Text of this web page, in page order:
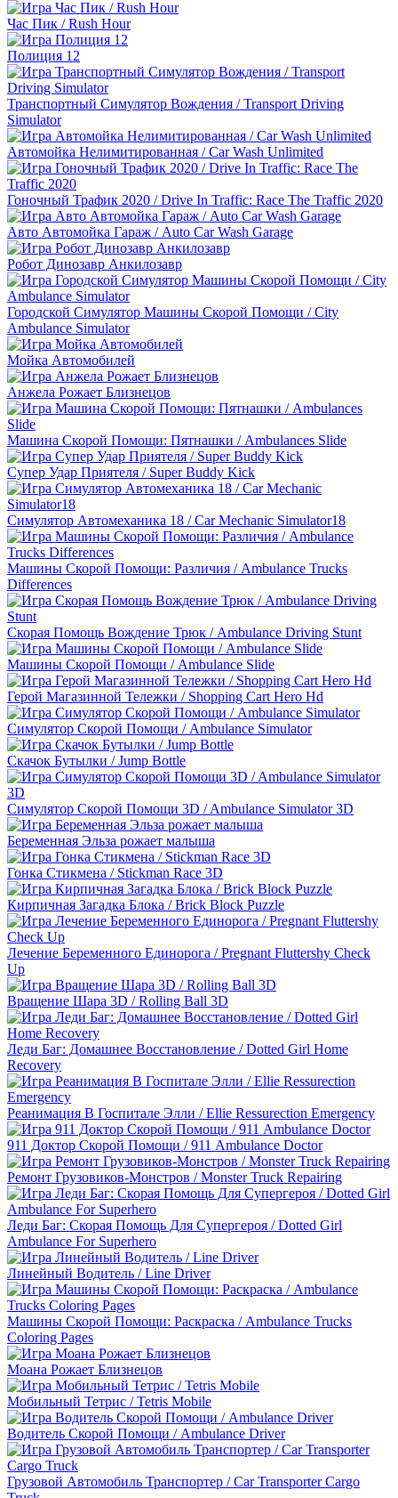
Час Пик / Rush Hour
Полиция 12
Транспортный Симулятор Вождения / Transport Driving
Simulator
Автомойка Нелимитированная / Car Wash Unlimited
Гоночный Трафик 2020 / Drive In Traffic: Race The Traffic 2020
Авто Автомойка Гараж / Auto Car Wash Garage
Робот Динозавр Анкилозавр
Городской Симулятор Машины Скорой Помощи / City
Ambulance Simulator
Мойка Автомобилей
Анжела Рожает Близнецов
Машина Скорой Помощи: Пятнашки / Ambulances Slide
Супер Удар Приятеля / Super Buddy Kick
Симулятор Автомеханика 18 / Car Mechanic Simulator18
Машины Скорой Помощи: Различия / Ambulance Trucks
Differences
Скорая Помощь Вождение Трюк / Ambulance Driving Stunt
Машины Скорой Помощи / Ambulance Slide
Герой Магазинной Тележки / Shopping Cart Hero Hd
Симулятор Скорой Помощи / Ambulance Simulator
Скачок Бутылки / Jump Bottle
Симулятор Скорой Помощи 3D / Ambulance Simulator 3D
Беременная Эльза рожает малыша
Гонка Стикмена / Stickman Race 3D
Кирпичная Загадка Блока / Brick Block Puzzle
Лечение Беременного Единорога / Pregnant Fluttershy Check
Up
Вращение Шара 3D / Rolling Ball 3D
Леди Баг: Домашнее Восстановление / Dotted Girl Home
Recovery
Реанимация В Госпитале Элли / Ellie Ressurection Emergency
911 Доктор Скорой Помощи / 911 Ambulance Doctor
Ремонт Грузовиков-Монстров / Monster Truck Repairing
Леди Баг: Скорая Помощь Для Супергероя / Dotted Girl
Ambulance For Superhero
Линейный Водитель / Line Driver
Машины Скорой Помощи: Раскраска / Ambulance Trucks
Coloring Pages
Моана Рожает Близнецов
Мобильный Тетрис / Tetris Mobile
Водитель Скорой Помощи / Ambulance Driver
Грузовой Автомобиль Транспортер / Car Transporter Cargo